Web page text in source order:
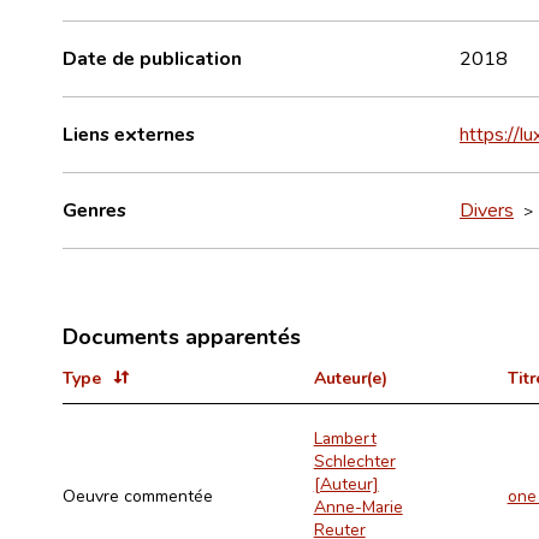
Date de publication 2018
Liens externes https://
Genres Divers >
Documents apparentés
Type Auteur(e)
Oeuvre commentée
Lambert
Schlechter
[Auteur]
Anne-Marie
Reuter